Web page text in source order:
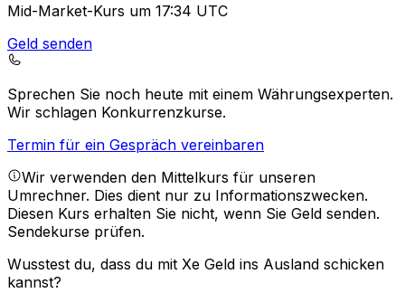
Mid-Market-Kurs um 17:34 UTC
Geld senden
Sprechen Sie noch heute mit einem Währungsexperten.
Wir schlagen Konkurrenzkurse.
Termin für ein Gespräch vereinbaren
Wir verwenden den Mittelkurs für unseren
Umrechner. Dies dient nur zu Informationszwecken.
Diesen Kurs erhalten Sie nicht, wenn Sie Geld senden.
Sendekurse prüfen.
Wusstest du, dass du mit Xe Geld ins Ausland schicken
kannst?